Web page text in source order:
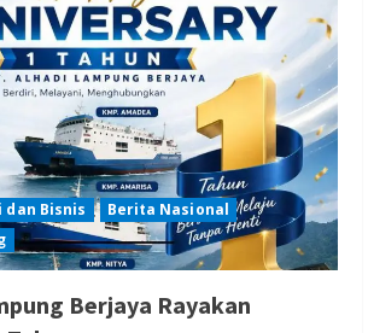
dan Bisnis
Berita Nasional
Berjaya Rayakan